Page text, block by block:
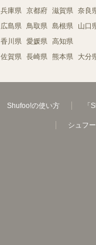
兵庫県 京都府 滋賀県 奈良
広島県 鳥取県 島根県 山口
香川県 愛媛県 高知県
佐賀県 長崎県 熊本県 大分
Shufoo!の使い方 「
シュフ